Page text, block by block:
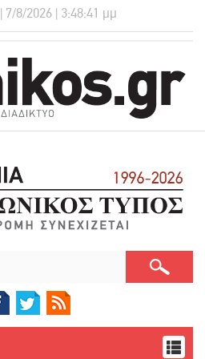
| 7/8/2026 | 3:48:41 μμ